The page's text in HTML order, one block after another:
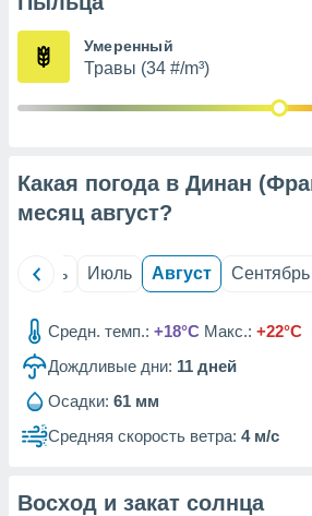
из
рекламы
сведения
Умеренный
Травы (34 #/m³)
Какая погода в Динан
месяц август?
Июнь Июль Август Сентябрь
Средн. темп.: +18°C Макс.: +22°C
Дождливые дни: 11 дней
Осадки: 61 мм
Средняя скорость ветра: 4 м/с
Восход и закат солнца